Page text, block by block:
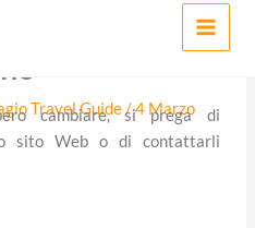
Travel Guide/4 Marzo
cambiare, si prega di
sito Web o di contattarli